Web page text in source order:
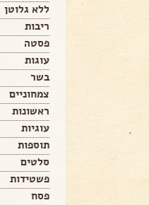
ללא גלוטן
ריבות
פסטה
עוגות
בשר
צמחוניים
ראשונות
עוגיות
תוספות
סלטים
פשטידות
פסח